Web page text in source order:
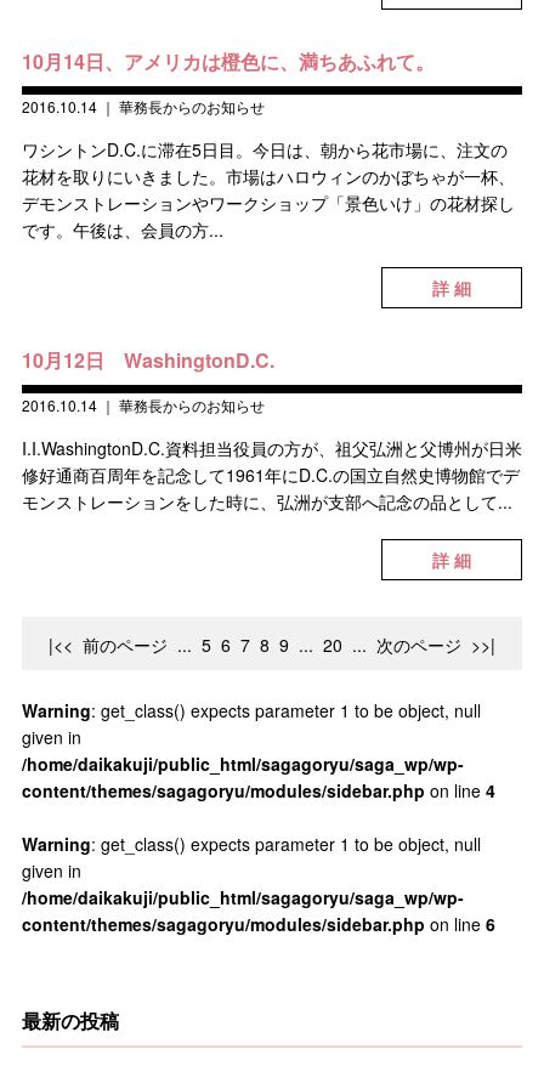
10月14日、アメリカは橙色に、満ちあふれて。
2016.10.14｜ 華務長からのお知らせ
ワシントンD.C.に滞在5日目。今日は、朝から花市場に、注文の
花材を取りにいきました。市場はハロウィンのかぼちゃが一杯、
デモンストレーションやワークショップ「景色いけ」の花材探し
です。午後は、会員の方...
詳 細
10月12日 WashingtonD.C.
2016.10.14｜ 華務長からのお知らせ
I.I.WashingtonD.C.資料担当役員の方が、祖父弘洲と父博州が日米
修好通商百周年を記念して1961年にD.C.の国立自然史博物館でデ
モンストレーションをした時に、弘洲が支部へ記念の品として...
詳 細
|<< 前のページ ... 5 6 7 8 9 ... 20 ... 次のページ >>|
Warning: get_class() expects parameter 1 to be object, null
given in
/home/daikakuji/public_html/sagagoryu/saga_wp/wp-
content/themes/sagagoryu/modules/sidebar.php on line 4
Warning: get_class() expects parameter 1 to be object, null
given in
/home/daikakuji/public_html/sagagoryu/saga_wp/wp-
content/themes/sagagoryu/modules/sidebar.php on line 6
最新の投稿